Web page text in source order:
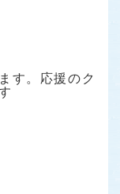
す。応援のク